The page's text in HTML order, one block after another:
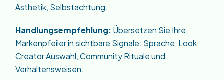
Ästhetik, Selbstachtung.
Handlungsempfehlung: Übersetzen Sie Ihre
Markenpfeiler in sichtbare Signale: Sprache, Look,
Creator Auswahl, Community Rituale und
Verhaltensweisen.